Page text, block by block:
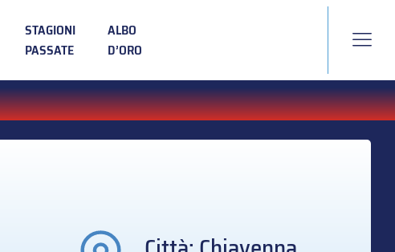
STAGIONI
PASSATE
ALBO
D’ORO